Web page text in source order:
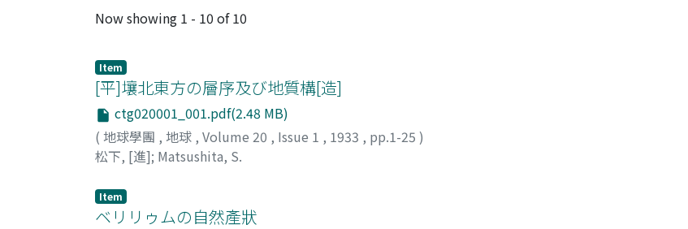
Recent Submissions
Now showing 1 - 10 of 10
Item
[平]壤北東方の層序及び地質構[造]
ctg020001_001.pdf(2.48 MB)
( 地球學團 , 地球 , Volume 20 , Issue 1 , 1933 , pp.1-25 )
松下, [進]; Matsushita, S.
Item
ベリリゥムの自然產狀